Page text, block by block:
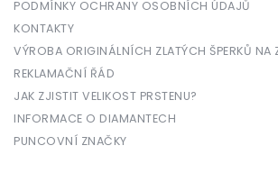
PODMÍNKY OCHRANY OSOBNÍCH ÚDAJŮ
KONTAKTY
VÝROBA ORIGINÁLNÍCH ZLATÝCH ŠPERKŮ NA
REKLAMAČNÍ ŘÁD
JAK ZJISTIT VELIKOST PRSTENU?
INFORMACE O DIAMANTECH
PUNCOVNÍ ZNAČKY